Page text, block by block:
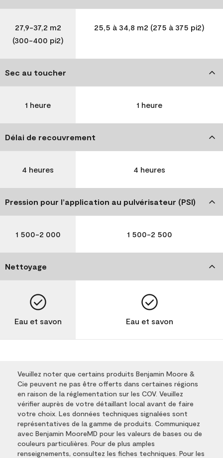
27,9-37,2 m2
(300-400 pi2)
25,5 à 34,8 m2 (275 à 375 pi2)
Sec au toucher
1 heure 1 heure
Délai de recouvrement
4 heures 4 heures
Pression pour l’application au pulvérisateur (PSI)
1 500-2 000 1 500-2 500
Nettoyage
Eau et savon Eau et savon
Veuillez noter que certains produits Benjamin Moore &
Cie peuvent ne pas être offerts dans certaines régions
en raison de la réglementation sur les COV. Veuillez
vérifier auprès de votre détaillant local avant de faire
votre choix. Les données techniques signalées sont
représentatives de la gamme de produits. Communiquez
avec Benjamin MooreMD pour les valeurs de bases ou de
couleurs particulières. Pour de plus amples
renseignements, consultez les fiches techniques. Pour les